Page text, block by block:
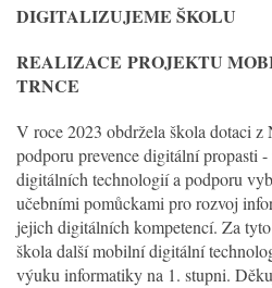
DIGITALIZUJEME ŠKOLU
REALIZACE PROJEKTU
TRNCE
V roce 2023 obdržela škola dotaci
podporu prevence digitální propasti
digitálních technologií a podporu
učebními pomůckami pro rozvoj
jejich digitálních kompetencí. Za
škola další mobilní digitální
výuku informatiky na 1. stupni.